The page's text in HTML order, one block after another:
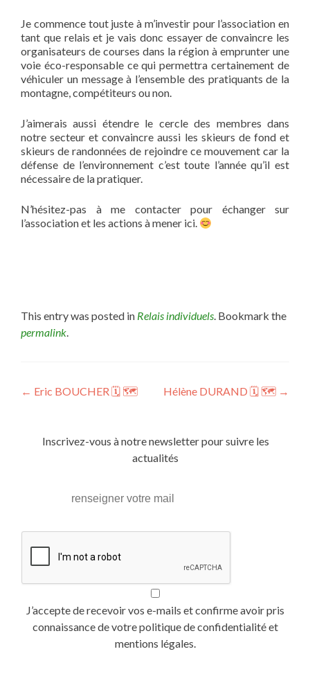
Je commence tout juste à m’investir pour l’association en
tant que relais et je vais donc essayer de convaincre les
organisateurs de courses dans la région à emprunter une
voie éco-responsable ce qui permettra certainement de
véhiculer un message à l’ensemble des pratiquants de la
montagne, compétiteurs ou non.
J’aimerais aussi étendre le cercle des membres dans
notre secteur et convaincre aussi les skieurs de fond et
skieurs de randonnées de rejoindre ce mouvement car la
défense de l’environnement c’est toute l’année qu’il est
nécessaire de la pratiquer.
N’hésitez-pas à me contacter pour échanger sur
l’association et les actions à mener ici.
This entry was posted in Relais individuels. Bookmark the
permalink.
Post
← Eric BOUCHER 🗓 🗺 Hélène DURAND 🗓 🗺 →
Inscrivez-vous à notre newsletter pour suivre les
actualités
J’accepte de recevoir vos e-mails et confirme avoir pris
connaissance de votre politique de confidentialité et
mentions légales.